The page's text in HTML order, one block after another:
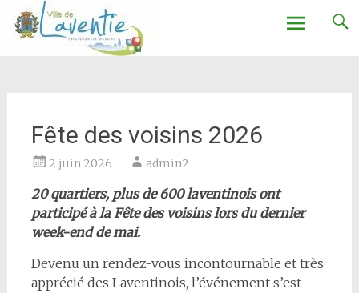
Ville de Laventie
Fête des voisins 2026
2 juin 2026 admin2
20 quartiers, plus de 600 laventinois ont
participé à la Fête des voisins lors du dernier
week-end de mai.
Devenu un rendez-vous incontournable et très
apprécié des Laventinois, l’événement s’est